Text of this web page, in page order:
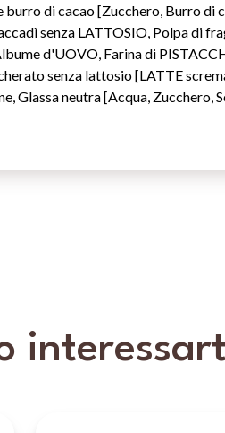
di cacao [Zucchero, Burro di
senza LATTOSIO, Polpa di
d'UOVO, Farina di
senza lattosio [LATTE
Glassa neutra [Acqua,